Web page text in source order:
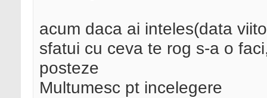
acum daca ai inteles(data
sfatui cu ceva te rog s-a o
posteze
Multumesc pt incelegere